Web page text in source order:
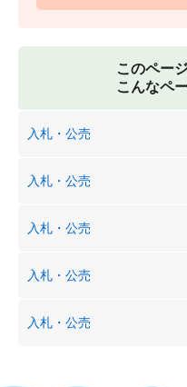
このペー
こんなペ
入札・公売
入札・公売
入札・公売
入札・公売
入札・公売